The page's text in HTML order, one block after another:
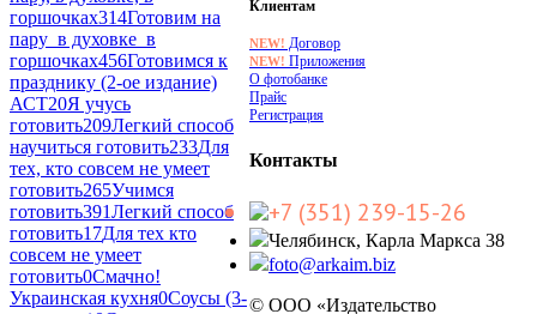
горшочках314Готовим на
пару_в духовке_в
горшочках456Готовимся к
празднику (2-ое издание)
АСТ20Я учусь
готовить209Легкий способ
научиться готовить233Для
тех, кто совсем не умеет
готовить265Учимся
готовить391Легкий способ
готовить17Для тех кто
совсем не умеет
готовить0Смачно!
Украинская кухня0Соусы (3-
Клиентам
NEW! Договор
NEW! Приложения
О фотобанке
Прайс
Регистрация
Контакты
+7 (351) 239-15-26
Челябинск, Карла Маркса 38
foto@arkaim.biz
© ООО «Издательство